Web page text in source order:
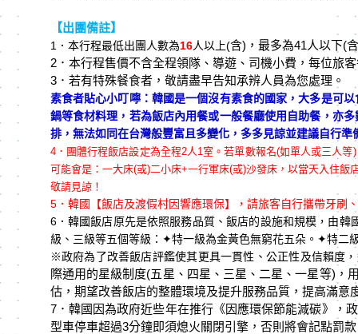
【出團備註】
1 ．本行程最低出團人數為16人以上(含) ，最多為41人以下(
2．本行程售價不含全程領隊、導遊、司機小費，每位旅
3．若有特殊餐食者，敬請盡早告知承辨人員為您處理。
素食者貼心小叮嚀：韓國是一個沒有素食的國家，大多是可
鍋等食材料理，若為飯店內用餐或一般餐廳使用自助餐，亦
排，無法如同在台灣般豐富且多變化，多多見諒並建議自行準
4． 團體行程飯店設定為全程2人1室。若單數報名(如單人或三人
可能會是：一大床(或)二小床+一行軍床(或)沙發床，以當天入住
敬請見諒！
5．韓國【飯店及渡假村因響應環保】，請旅客自行攜帶牙刷
6．韓國飯店原先是依照服務品質、飯店的設施和規模，由
級、三級等五個等級： ✦特一級為金黃色無窮花五朵。 ✦特二
※政府為了改善飯店評鑑使其更具一貫性、公正性及信賴度
際通用的星級制度(五星、四星、三星、二星、一星等) ，
估，期望改善飯店的整體環境及提升服務品質，提高滿
7．韓國因為政府近些年在推行《因應環保節能減碳》，
型車停車超過3分鐘即須熄火關閉引擎，否則將會記點罰